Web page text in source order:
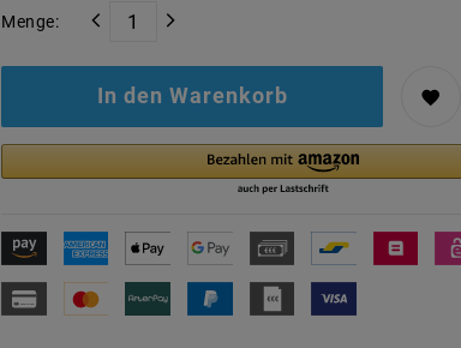
Menge:
In den Warenkorb